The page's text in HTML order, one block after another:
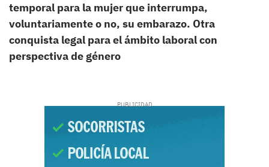
temporal para la mujer que interrumpa,
voluntariamente o no, su embarazo. Otra
conquista legal para el ámbito laboral con
perspectiva de género